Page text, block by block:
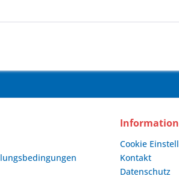
Cookie
Kontakt
Datenschutz